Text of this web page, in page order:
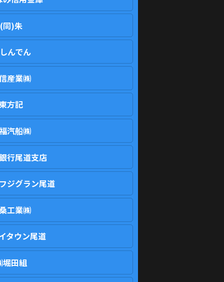
(同)朱
んでん
産業㈱
方記
汽船㈱
行尾道支店
ジグラン尾道
工業㈱
タウン尾道
堀田組